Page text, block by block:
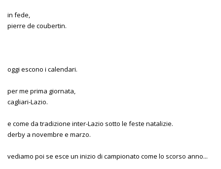
in fede,
pierre de coubertin.
oggi escono i calendari.
per me prima giornata,
cagliari-Lazio.
e come da tradizione inter-Lazio sotto le feste natalizie.
derby a novembre e marzo.
vediamo poi se esce un inizio di campionato come lo scorso anno...